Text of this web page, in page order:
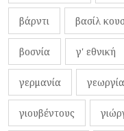
βάρντι βασίλ
βοσνία γ' εθνική
γερμανία γεωργία
γιουβέντους